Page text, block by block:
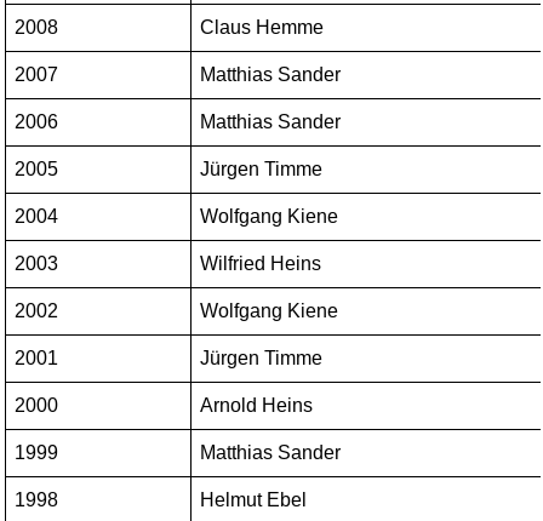
2008 Claus Hemme
2007 Matthias Sander
2006 Matthias Sander
2005 Jürgen Timme
2004 Wolfgang Kiene
2003 Wilfried Heins
2002 Wolfgang Kiene
2001 Jürgen Timme
2000 Arnold Heins
1999 Matthias Sander
1998 Helmut Ebel